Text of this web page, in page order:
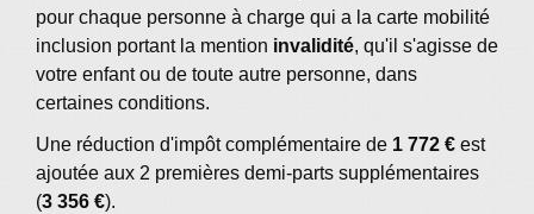
pour chaque personne à charge qui a la carte mobilité
inclusion portant la mention invalidité, qu'il s'agisse de
votre enfant ou de toute autre personne, dans
certaines conditions.
Une réduction d'impôt complémentaire de 1 772 € est
ajoutée aux 2 premières demi-parts supplémentaires
(3 356 €).